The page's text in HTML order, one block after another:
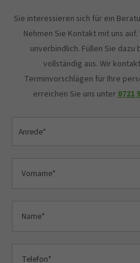
Sie interessieren sich für ein
Nehmen Sie Kontakt mit uns
unverbindlich. Füllen Sie
vollständig aus. Wir
Terminvorschlägen für Ihre
erreichen Sie uns unter0721